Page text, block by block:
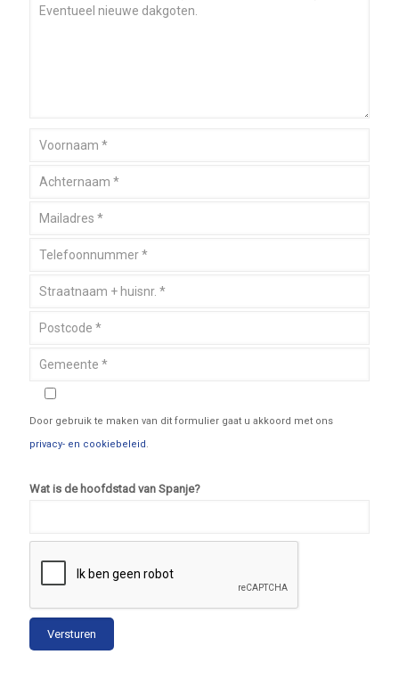
Door gebruik te maken van dit formulier gaat u akkoord met ons
privacy- en cookiebeleid.
Wat is de hoofdstad van Spanje?